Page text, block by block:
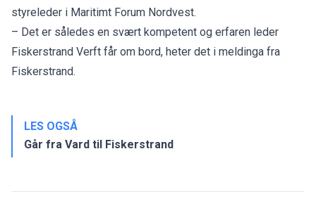
styreleder i Maritimt Forum Nordvest.
– Det er således en svært kompetent og erfaren leder
Fiskerstrand Verft får om bord, heter det i meldinga fra
Fiskerstrand.
LES OGSÅ
Går fra Vard til Fiskerstrand